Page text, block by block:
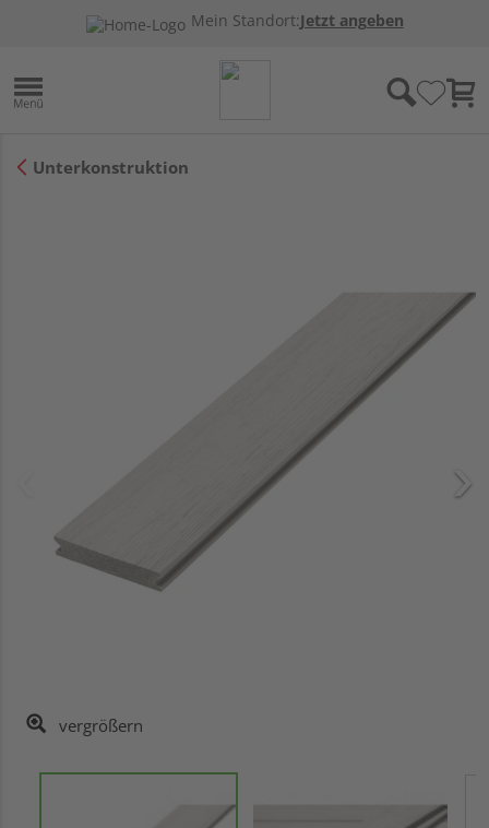
Mein Standort:Jetzt angeben
Unterkonstruktion
vergrößern